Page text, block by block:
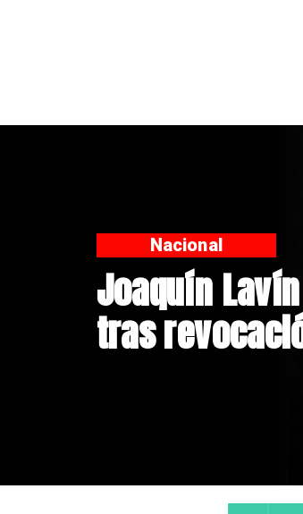
Chile y
de
Nacional